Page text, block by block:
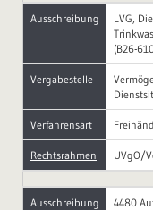
Ausschreibung
LVG,
(B26-
Vergabestelle
Verfahrensart
Rechtsrahmen UVgO/
Ausschreibung
4480